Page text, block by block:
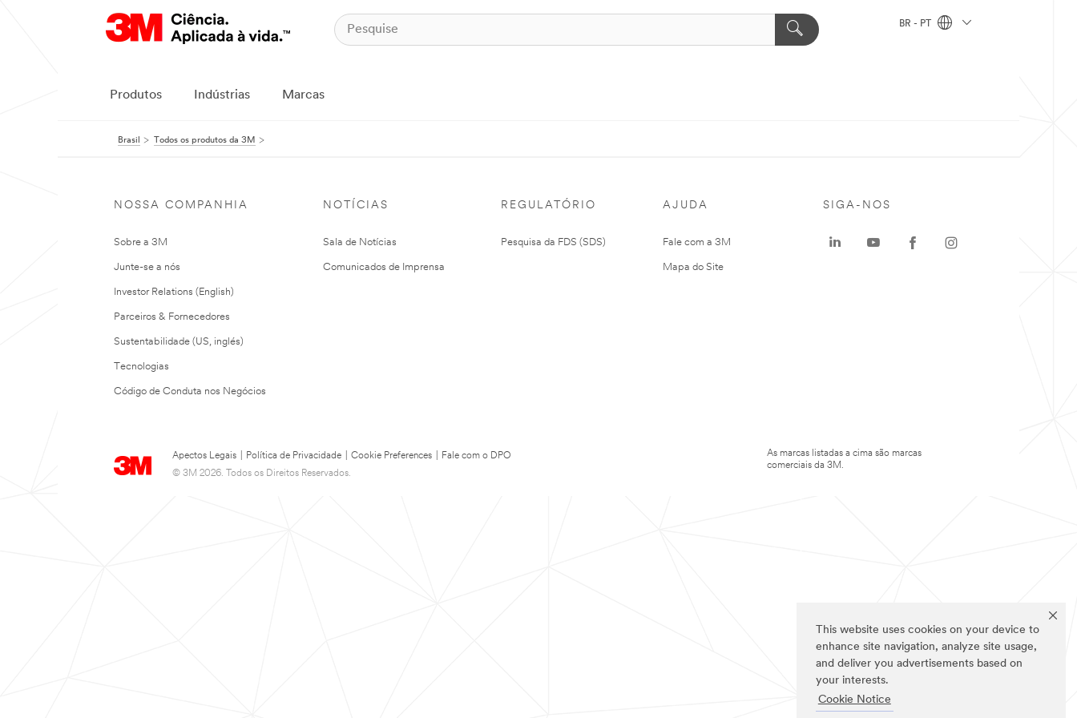
This website uses cookies on your device to
enhance site navigation, analyze site usage,
and deliver you advertisements based on
your interests.
Cookie Notice
BR - PT
Produtos Indústrias Marcas
Brasil Todos os produtos da 3M
NOSSA COMPANHIA
Sobre a 3M
Junte-se a nós
Investor Relations (English)
Parceiros & Fornecedores
Sustentabilidade (US, inglés)
Tecnologias
Código de Conduta nos Negócios
NOTÍCIAS
Sala de Notícias
Comunicados de Imprensa
REGULATÓRIO
Pesquisa da FDS (SDS)
AJUDA
Fale com a 3M
Mapa do Site
Apectos Legais Política de Privacidade Cookie Preferences
Fale com o DPO
© 3M 2026. Todos os Direitos Reservados.
SIGA-NOS
As marcas listadas a cima são marcas
comerciais da 3M.